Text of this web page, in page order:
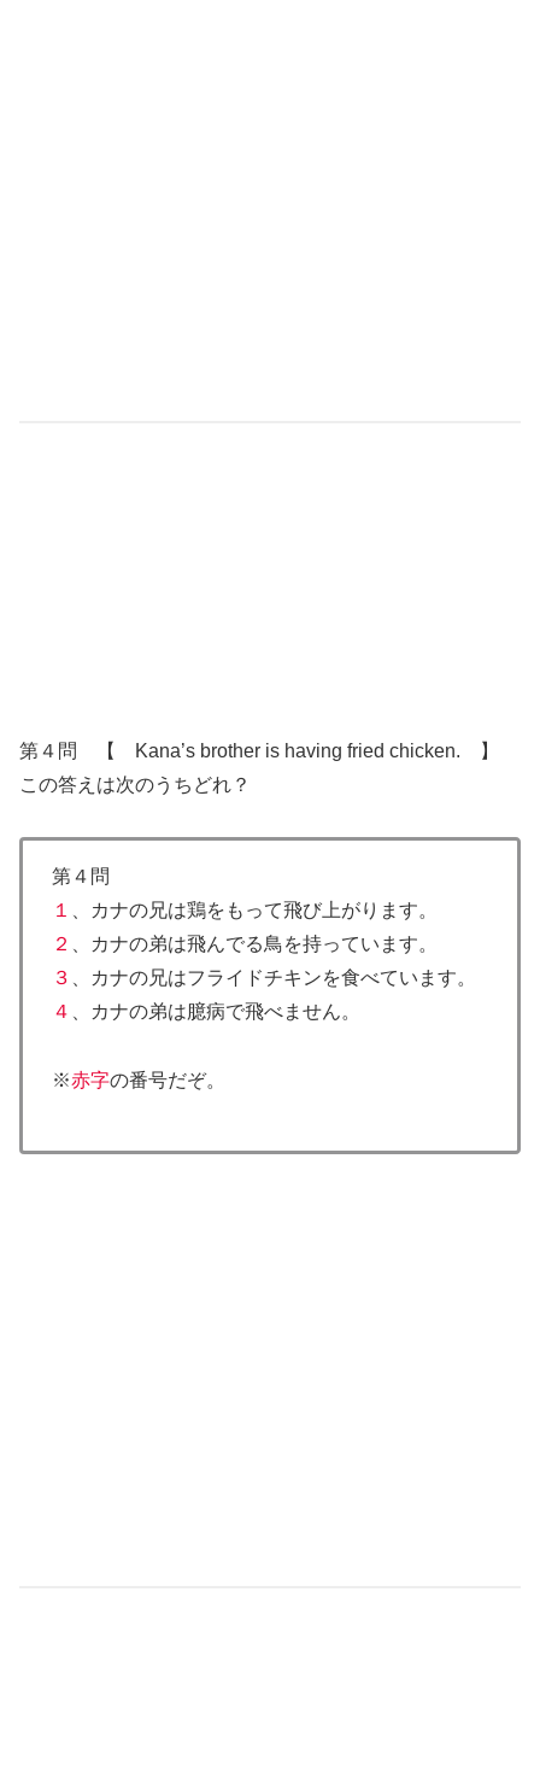
第４問 【 Kana’s brother is having fried chicken. 】
この答えは次のうちどれ？
第４問
１
、カナの兄は鶏をもって飛び上がります。
２
、カナの弟は飛んでる鳥を持っています。
３
、カナの兄はフライドチキンを食べています。
４
、カナの弟は臆病で飛べません。
※赤字の番号だぞ。